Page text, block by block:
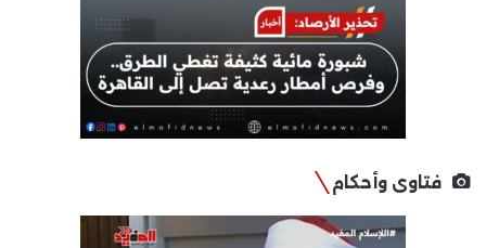
فتاوى وأحكام